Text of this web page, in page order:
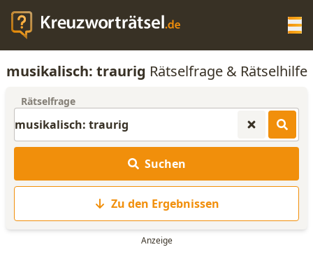
KREUZWORTRÄTSEL-HILFE
SCRABBLE HILFE
ANAGRAMM-GENERATOR
musikalisch: traurig Rätselfrage & Rätselhilfe
Rätselfrage
Suchen
Zu den Ergebnissen